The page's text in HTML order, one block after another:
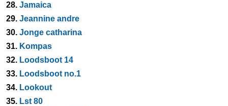
28. Jamaica
29. Jeannine andre
30. Jonge catharina
31. Kompas
32. Loodsboot 14
33. Loodsboot no.1
34. Lookout
35. Lst 80